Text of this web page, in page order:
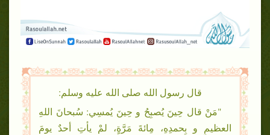
قال رسول الله صلى الله عليه وسلم:
"مَنْ قال حِينَ يُصبِحُ و حِينَ يُمسِي: سُبحانَ اللهِ
العظيمِ و بِحمدِهِ، مِائةَ مَرَّةٍ، لمْ يأتِ أحدٌ يومَ